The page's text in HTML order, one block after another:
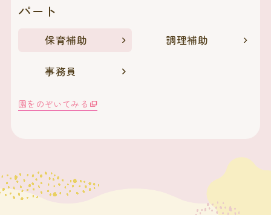
パート
保育補助 調理補助
事務員
園をのぞいてみる